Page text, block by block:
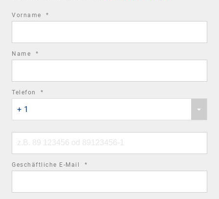
Vorname *
Name *
Telefon *
country
code
+ 1
number
Geschäftliche E-Mail *